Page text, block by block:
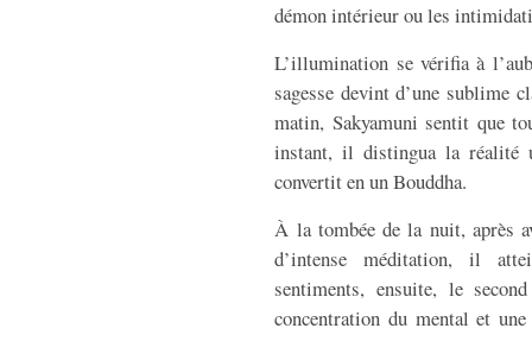
démon intérieur ou les
L’illumination se vérifia à
sagesse devint d’une sublime
matin, Sakyamuni sentit que
instant, il distingua la réalité
convertit en un Bouddha.
À la tombée de la nuit, après
d’intense méditation, il
sentiments, ensuite, le
concentration du mental et